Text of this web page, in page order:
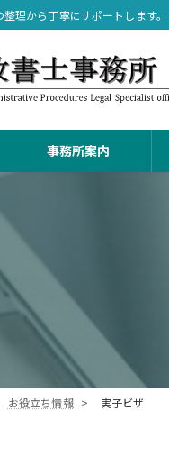
理から丁寧にサポートします
事務所案内
お役立ち情報 実子ビザ